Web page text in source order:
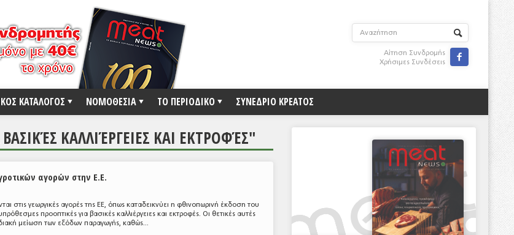
Αίτηση Συνδρομής
Χρήσιμες Συνδέσεις

ΚΑΤΑΛΟΓΟΣ ΝΟΜΟΘΕΣΙΑ ΤΟ ΠΕΡΙΟΔΙΚΟ ΣΥΝΕΔΡΙΟ ΚΡΕΑΤΟΣ
ΚΑΛΛΙΈΡΓΕΙΕΣ ΚΑΙ ΕΚΤΡΟΦΈΣ"
αγορών στην Ε.Ε.
στις γεωργικές αγορές της ΕΕ, όπως καταδεικνύει η φθινοπωρινή έκδοση του
προοπτικές για βασικές καλλιέργειες και εκτροφές. Οι θετικές αυτές
μείωση των εξόδων παραγωγής, καθώς...